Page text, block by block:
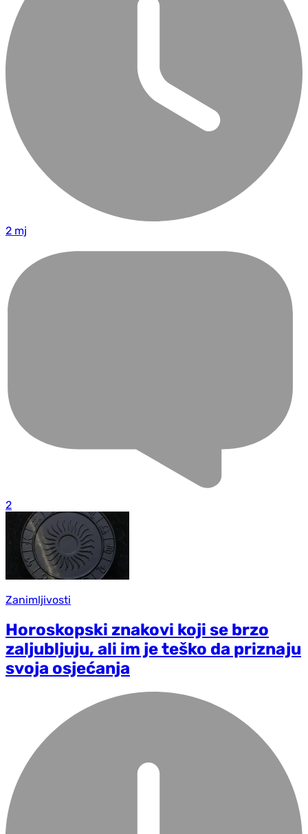
2 mj
2
Zanimljivosti
Horoskopski znakovi koji se brzo
zaljubljuju, ali im je teško da priznaju
svoja osjećanja